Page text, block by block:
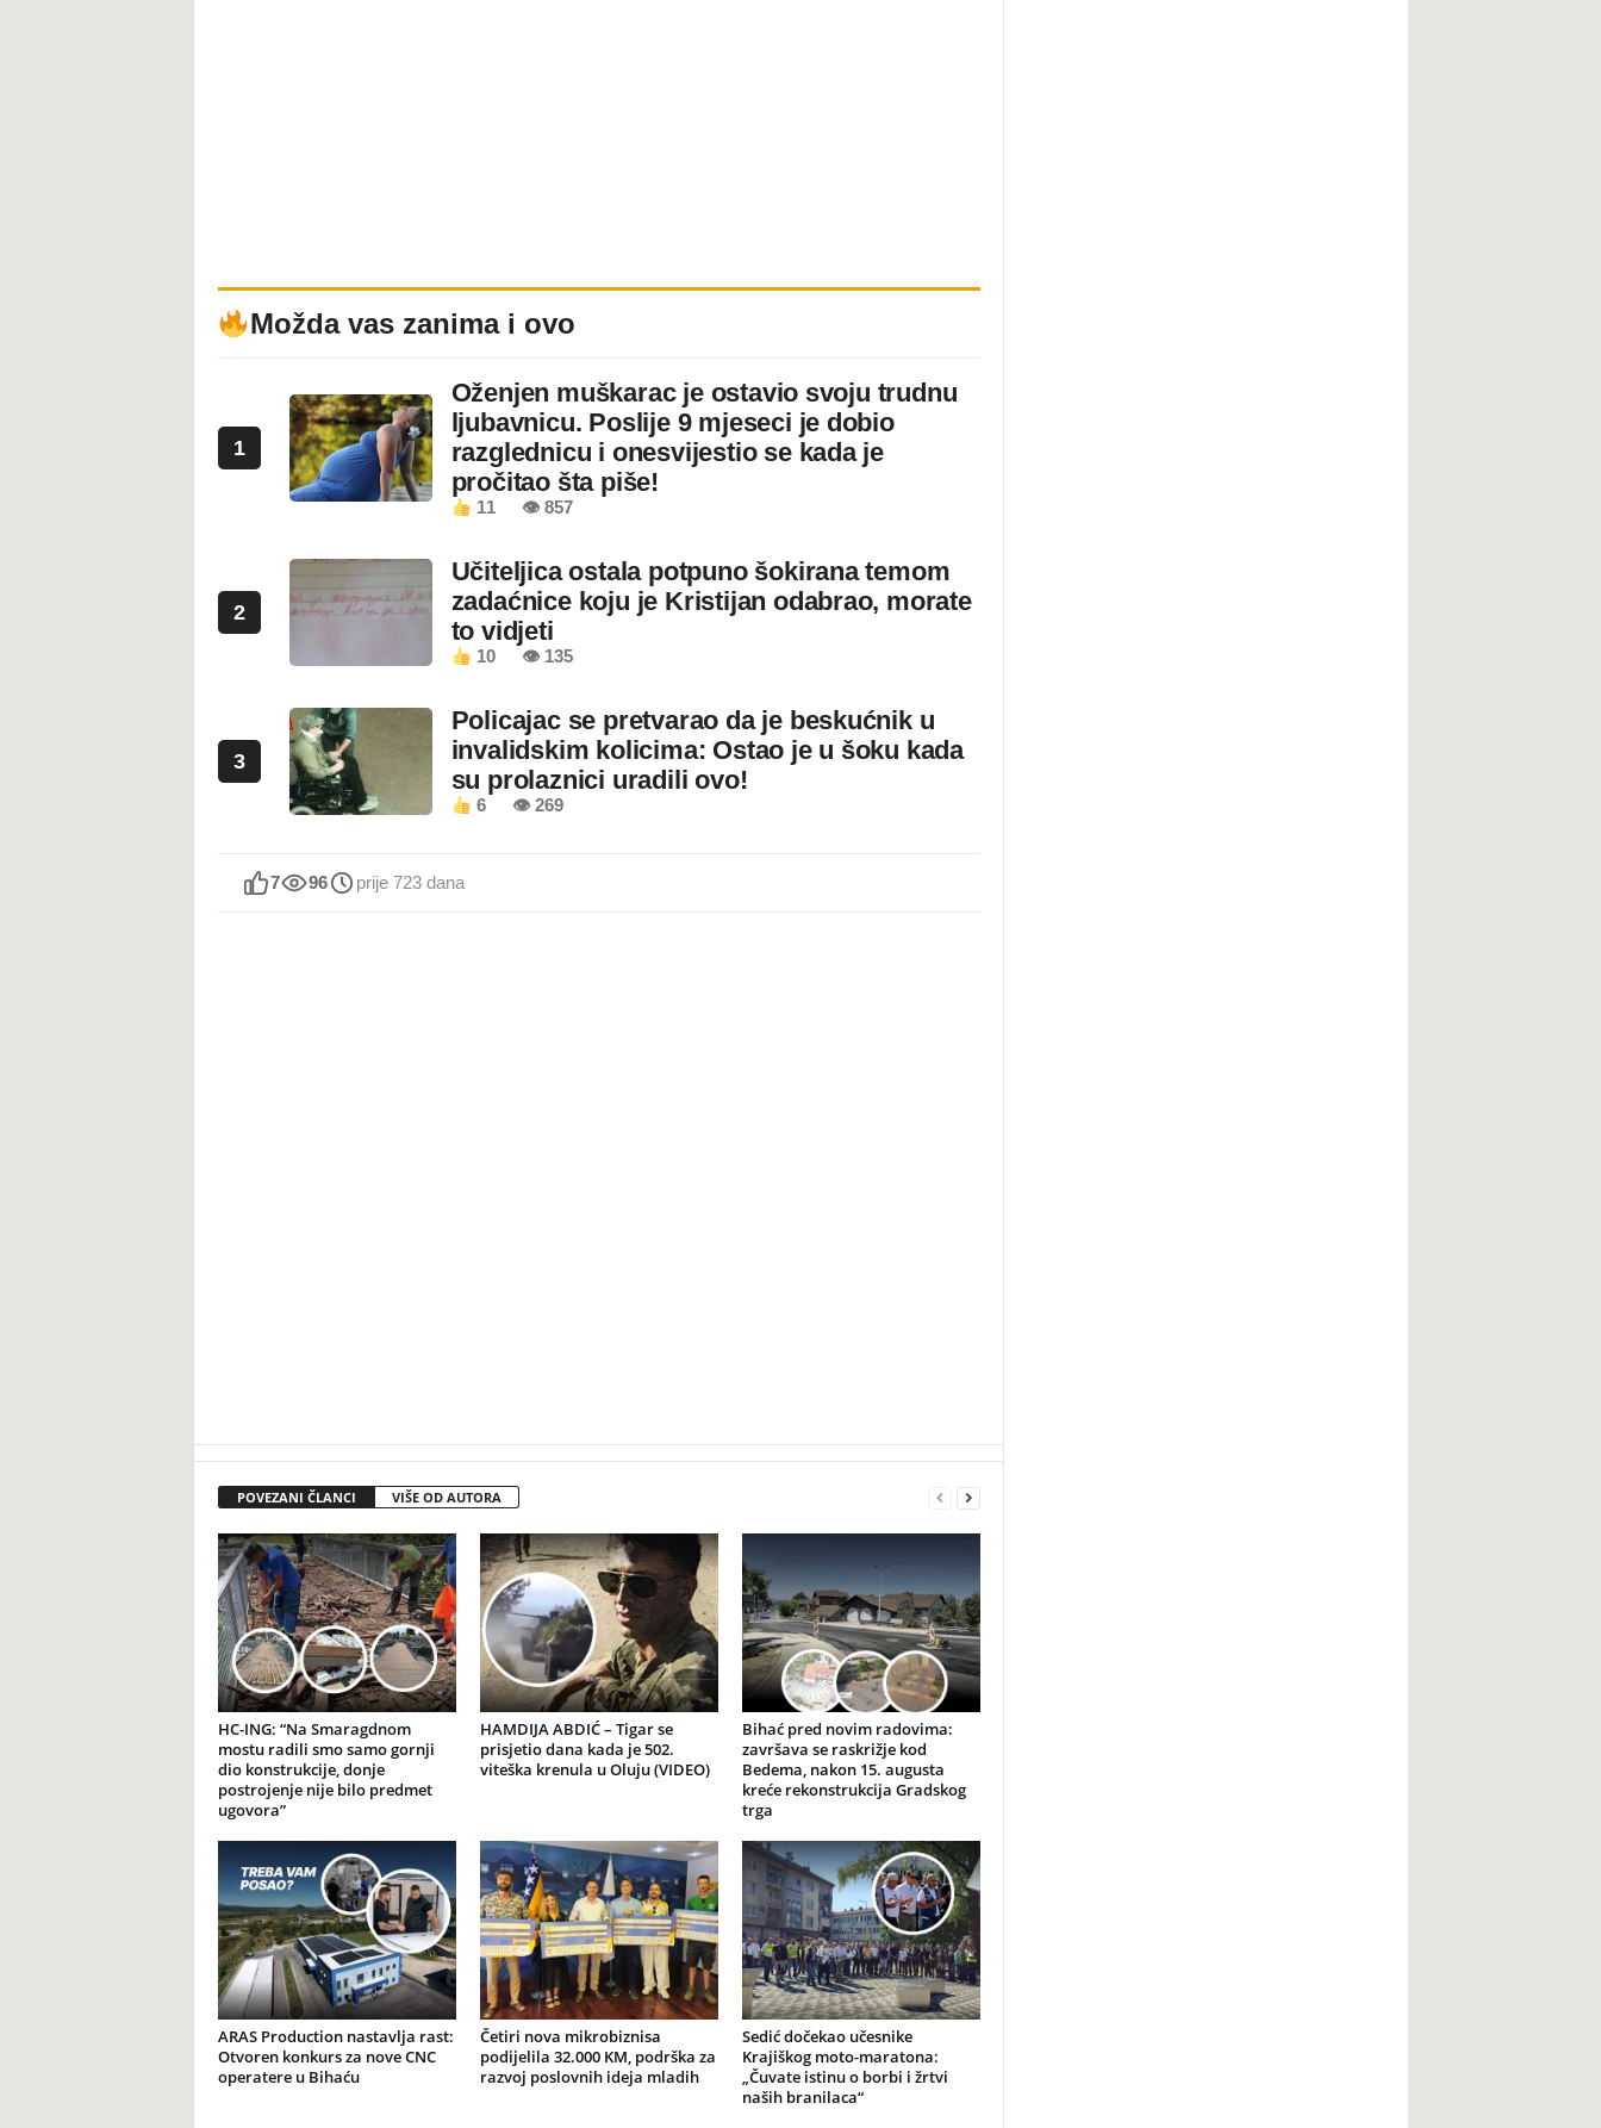
Možda vas zanima i ovo
1
Oženjen muškarac je ostavio svoju trudnu
ljubavnicu. Poslije 9 mjeseci je dobio
razglednicu i onesvijestio se kada je
pročitao šta piše!
11 👁 857
2
Učiteljica ostala potpuno šokirana temom
zadaćnice koju je Kristijan odabrao, morate
to vidjeti
10 👁 135
3
Policajac se pretvarao da je beskućnik u
invalidskim kolicima: Ostao je u šoku kada
su prolaznici uradili ovo!
6 👁 269
7 96 prije 723 dana
POVEZANI ČLANCI VIŠE OD AUTORA
HC-ING: “Na Smaragdnom
mostu radili smo samo gornji
dio konstrukcije, donje
postrojenje nije bilo predmet
ugovora”
HAMDIJA ABDIĆ – Tigar se
prisjetio dana kada je 502.
viteška krenula u Oluju (VIDEO)
Bihać pred novim radovima:
završava se raskrižje kod
Bedema, nakon 15. augusta
kreće rekonstrukcija Gradskog
trga
ARAS Production nastavlja rast:
Otvoren konkurs za nove CNC
operatere u Bihaću
Četiri nova mikrobiznisa
podijelila 32.000 KM, podrška za
razvoj poslovnih ideja mladih
Sedić dočekao učesnike
Krajiškog moto-maratona:
„Čuvate istinu o borbi i žrtvi
naših branilaca“